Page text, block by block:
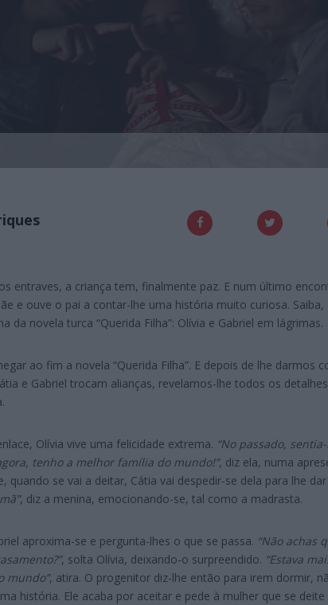
entraves, a criança tem, finalmente paz. E num último
e ouve o pai a contar-lhe uma história muito curiosa.
da novela turca “Querida Filha”: Olívia e Gabriel em lágrimas.
ao fim a novela “Querida Filha”. E depois de lhe darmos
e Gabriel trocam alianças, revelamos-lhe todos os
Olívia vive uma felicidade extrema. “Nopassado,
tenho a melhor família do mundo!”, diz ela, numa
quando se vai a deitar, Cátia vai despedir-se dela para lhe
, diz a menina, emocionando-se, tal como a madrasta.
aproxima-se e pergunta-lhes o que se passa. “Não achas
, solta Olívia, deixando-o surpreendido. “Estava
mundo”, atira. O progenitor diz-lhe então para irem dormir,
história. Ele acaba por aceitar e pede à mulher que se